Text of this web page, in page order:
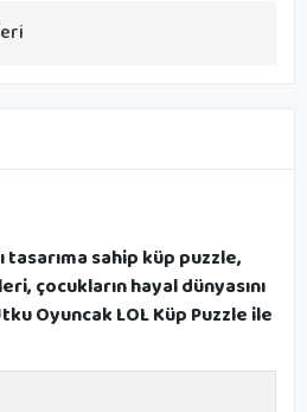
sahip küp puzzle,
çocukların hayal dünyasını
Oyuncak LOL Küp Puzzle ile